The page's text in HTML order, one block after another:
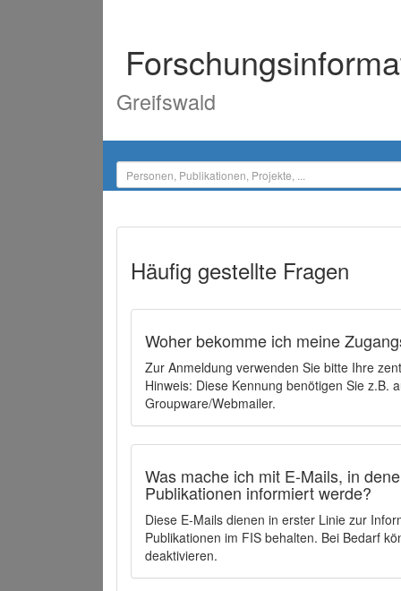
Greifswald
Häufig gestellte Fragen
Woher bekomme ich meine
Zur Anmeldung verwenden Sie bitte Ihre
Hinweis: Diese Kennung benötigen Sie z.B.
Groupware/Webmailer.
Was mache ich mit E-Mails, in
Publikationen informiert werde?
Diese E-Mails dienen in erster Linie zur
Publikationen im FIS behalten. Bei Bedarf
deaktivieren.